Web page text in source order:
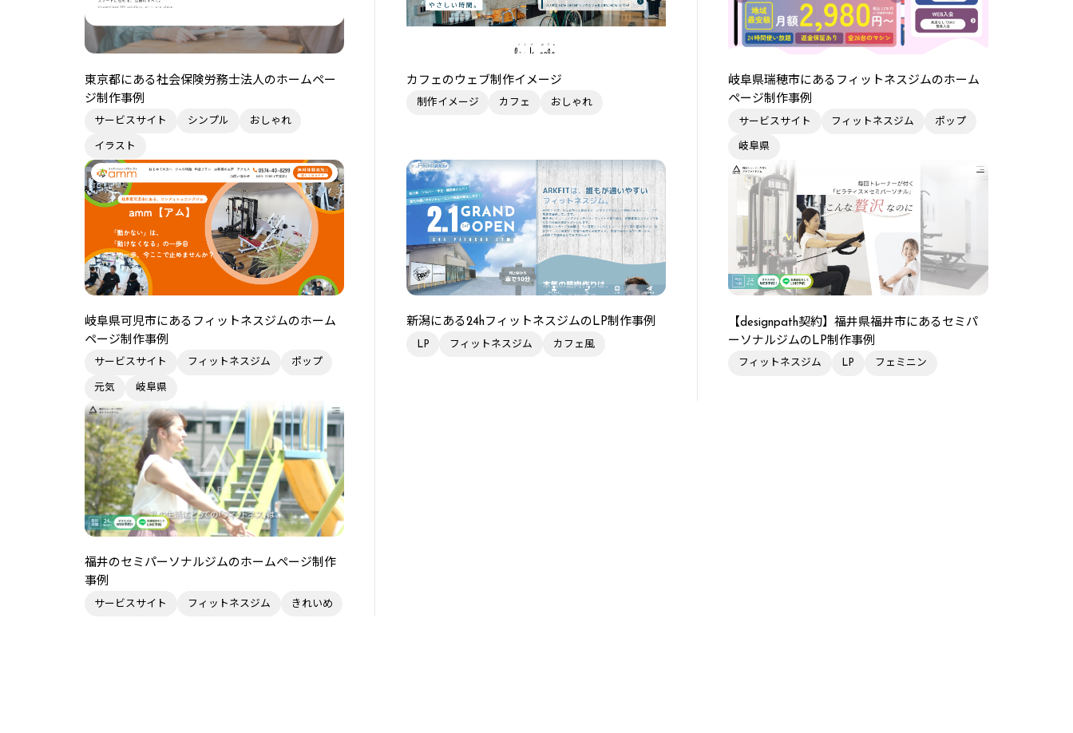
東京都にある社会保険労務士法人のホームペー
ジ制作事例
サービスサイト シンプル おしゃれ
イラスト
カフェのウェブ制作イメージ
制作イメージ カフェ おしゃれ
岐阜県瑞穂市にあるフィットネスジムのホーム
ページ制作事例
サービスサイト フィットネスジム ポップ
岐阜県
岐阜県可児市にあるフィットネスジムのホーム
ページ制作事例
サービスサイト フィットネスジム ポップ
元気 岐阜県
新潟にある24hフィットネスジムのLP制作事例
LP フィットネスジム カフェ風
【designpath契約】福井県福井市にあるセミパ
ーソナルジムのLP制作事例
フィットネスジム LP フェミニン
福井のセミパーソナルジムのホームページ制作
事例
サービスサイト フィットネスジム きれいめ